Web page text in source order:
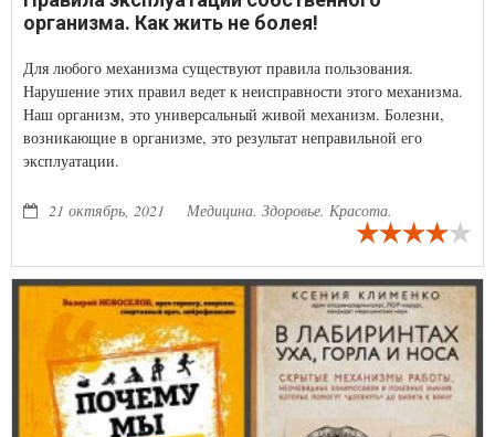
организма. Как жить не болея!
Для любого механизма существуют правила пользования.
Нарушение этих правил ведет к неисправности этого механизма.
Наш организм, это универсальный живой механизм. Болезни,
возникающие в организме, это результат неправильной его
эксплуатации.
21 октябрь, 2021 Медицина. Здоровье. Красота.